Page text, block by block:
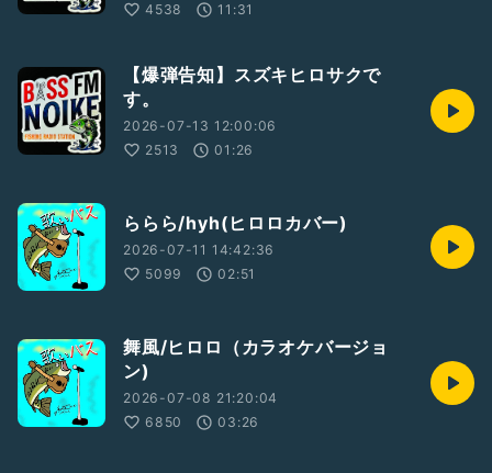
4538
11:31
【爆弾告知】スズキヒロサクで
す。
2026-07-13 12:00:06
2513
01:26
ららら/hyh(ヒロロカバー)
2026-07-11 14:42:36
5099
02:51
舞風/ヒロロ（カラオケバージョ
ン)
2026-07-08 21:20:04
6850
03:26